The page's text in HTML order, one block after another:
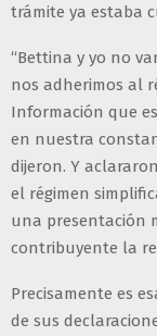
trámite ya estaba
“Bettina y yo no
nos adherimos al
Información que
en nuestra
dijeron. Y
el régimen
una presentación
contribuyente la
Precisamente es
de sus